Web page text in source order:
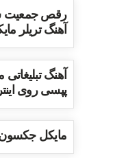
رقص جمعیت
آهنگ تریلر
آهنگ
پپسی روی
مایکل جکسون